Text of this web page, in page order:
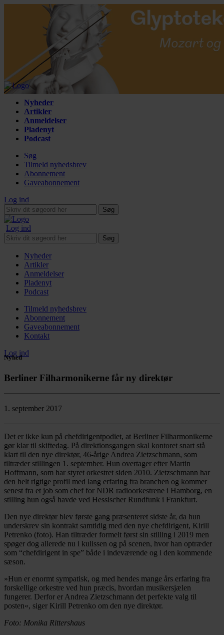
Nyheder
Artikler
Anmeldelser
Pladenyt
Podcast
Søg
Tilmeld nyhedsbrev
Abonnement
Gaveabonnement
Log ind
Søg
Log ind
Søg
Nyheder
Artikler
Anmeldelser
Pladenyt
Podcast
Tilmeld nyhedsbrev
Abonnement
Gaveabonnement
Kontakt
Log ind
Nyhed
Berliner Filharmonikerne får ny direktør
1. september 2017
Det er ikke kun på chefdirigentpodiet, at Berliner Filharmonikerne
gør klar til skiftedag. På direktionsgangen skal kontoret snart stå
klart til den nye direktør, 46-årige Andrea Zietzschmann, som
tiltræder stillingen 1. september. Hun overtager efter Martin
Hoffmann, som har styret orkestret siden 2010. Zietzschmann har
den helt rigtige profil med lang erfaring fra branchen og kommer
senest fra et job som chef for NDR radioorkestrene i Hamborg, en
stilling hun også havde ved Hessischer Rundfunk i Frankfurt.
Den nye direktør blev første gang præsenteret sidste år, da hun
underskrev sin kontrakt samtidig med den nye chefdirigent, Kirill
Petrenko (foto). Han tiltræder formelt først sin stilling i 2019 men
spøger dog allerede nu i kulissen og på scenen, hvor han optræder
som “chefdirigent in spe” både i indeværende og i den kommende
sæson.
»Hun er enormt sympatisk, og med hendes mange års erfaring fra
forskellige orkestre ved hun præcis, hvordan musikersjælen
fungerer. Derfor er Andrea Zietzschmann det perfekte valg til
posten«, siger Kirill Petrenko om den nye direktør.
Foto: Monika Rittershaus